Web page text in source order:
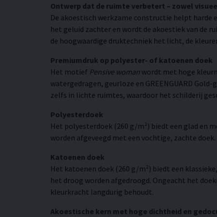
Ontwerp dat de ruimte verbetert – zowel
De akoestisch werkzame constructie helpt
het geluid zachter en wordt de akoestiek van de
de hoogwaardige druktechniek het licht, de
Premiumdruk op polyester- of katoenen doek
Het motief Pensive woman wordt met hoge
watergedragen, geurloze en GREENGUARD
zelfs in lichte ruimtes, waardoor het schilderij
Polyesterdoek
Het polyesterdoek (260 g/m²) biedt een glad en
worden afgeveegd met een vochtige, zachte
Katoenen doek
Het katoenen doek (260 g/m²) biedt een
het droog worden afgedroogd. Ongeacht het
kleurkracht langdurig behoudt.
Akoestische kern met hoge dichtheid en